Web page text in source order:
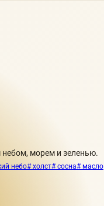
небом, морем и зеленью.
небо# холст# сосна# масло